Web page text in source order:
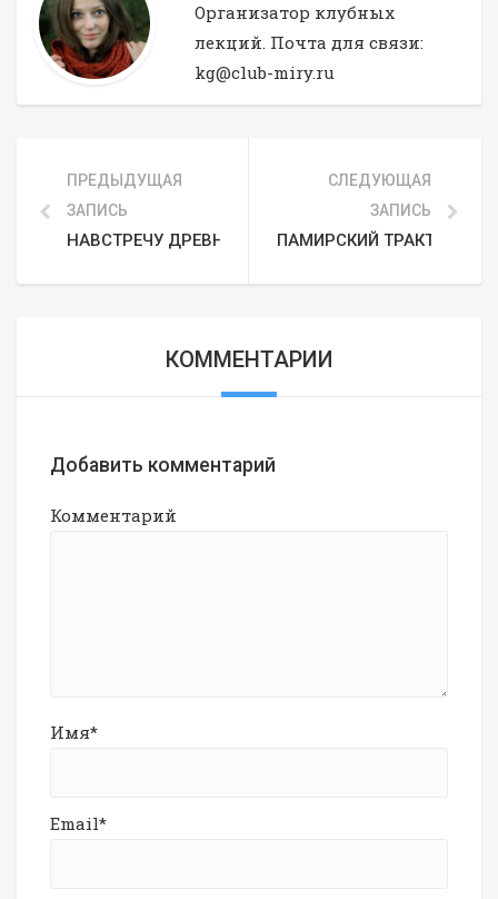
Организатор клубных
лекций. Почта для связи:
kg@club-miry.ru
ПРЕДЫДУЩАЯ
ЗАПИСЬ
НАВСТРЕЧУ ДРЕВНОСТЯМ МАНГЫШЛАКА
СЛЕДУЮЩАЯ
ЗАПИСЬ
ПАМИРСКИЙ ТРАКТ:
КОММЕНТАРИИ
Добавить комментарий
Комментарий
Имя*
Email*